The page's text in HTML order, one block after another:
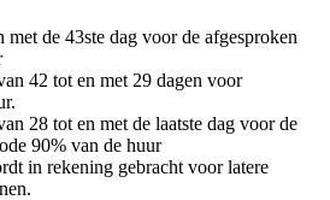
met de 43ste dag voor de afgesproken
42 tot en met 29 dagen voor
28 tot en met de laatste dag voor de
90% van de huur
in rekening gebracht voor latere